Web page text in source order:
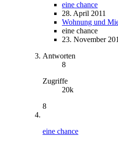
eine chance
28. April 2011
Wohnung und
eine chance
23. November
Antworten
8
Zugriffe
20k
8
eine chance